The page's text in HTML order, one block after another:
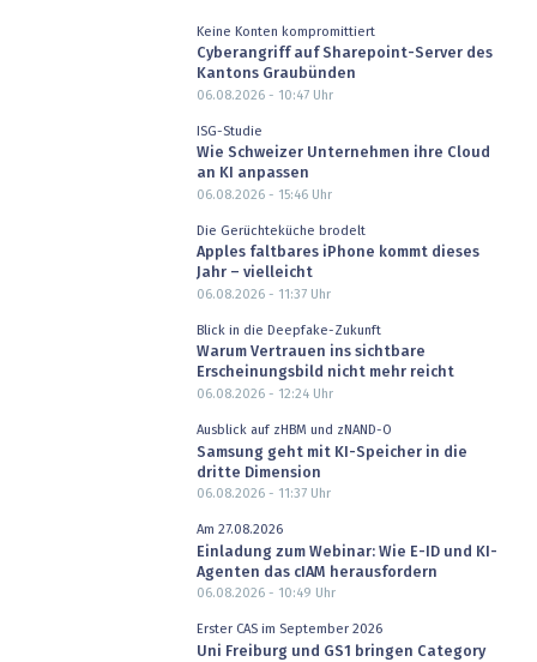
Keine Konten kompromittiert
Cyberangriff auf Sharepoint-Server des
Kantons Graubünden
06.08.2026 - 10:47Uhr
ISG-Studie
Wie Schweizer Unternehmen ihre Cloud
an KI anpassen
06.08.2026 - 15:46Uhr
Die Gerüchteküche brodelt
Apples faltbares iPhone kommt dieses
Jahr – vielleicht
06.08.2026 - 11:37Uhr
Blick in die Deepfake-Zukunft
Warum Vertrauen ins sichtbare
Erscheinungsbild nicht mehr reicht
06.08.2026 - 12:24Uhr
Ausblick auf zHBM und zNAND-O
Samsung geht mit KI-Speicher in die
dritte Dimension
06.08.2026 - 11:37Uhr
Am 27.08.2026
Einladung zum Webinar: Wie E-ID und KI-
Agenten das cIAM herausfordern
06.08.2026 - 10:49 Uhr
Erster CAS im September 2026
Uni Freiburg und GS1 bringen Category